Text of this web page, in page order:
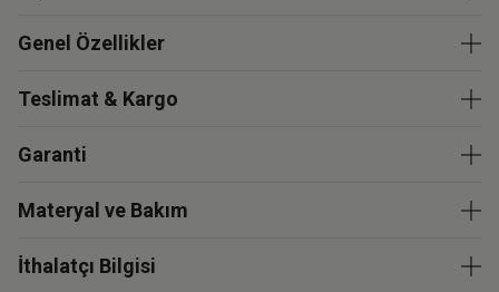
Genel Özellikler
Teslimat & Kargo
Garanti
Materyal ve Bakım
İthalatçı Bilgisi